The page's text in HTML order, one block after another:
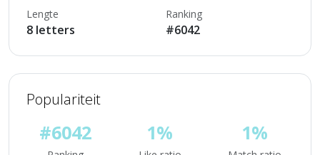
Lengte
8 letters
Ranking
#6042
Populariteit
#6042 1% 1%